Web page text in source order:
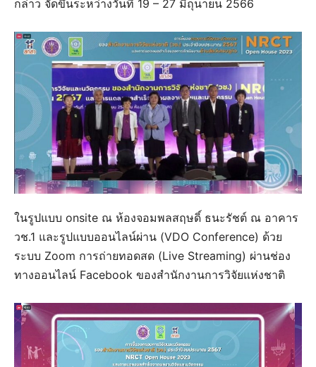
กล่าว จัดขึ้นระหว่างวันที่ 19 – 27 มิถุนายน 2566
ในรูปแบบ onsite ณ ห้องจอมพลสฤษดิ์ ธนะรัชต์ ณ อาคาร
วช.1 และรูปแบบออนไลน์ผ่าน (VDO Conference) ด้วย
ระบบ Zoom การถ่ายทอดสด (Live Streaming) ผ่านช่อง
ทางออนไลน์ Facebook ของสำนักงานการวิจัยแห่งชาติ